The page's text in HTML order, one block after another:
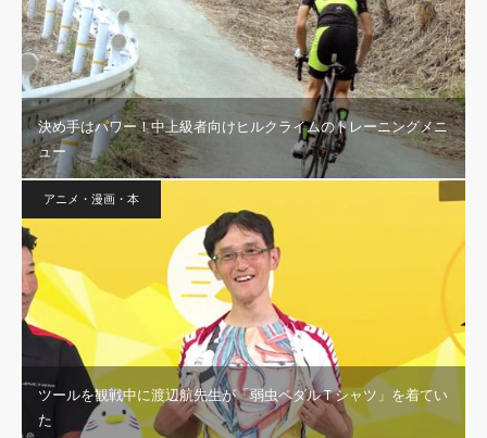
決め手はパワー！中上級者向けヒルクライムのトレーニングメニ
ュー
アニメ・漫画・本
ツールを観戦中に渡辺航先生が「弱虫ペダルＴシャツ」を着てい
た